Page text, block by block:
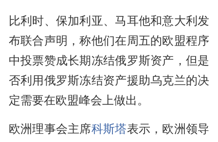
比利时、保加利亚、马耳他和意大利发
布联合声明，称他们在周五的欧盟程序
中投票赞成长期冻结俄罗斯资产，但是
否利用俄罗斯冻结资产援助乌克兰的决
定需要在欧盟峰会上做出。
欧洲理事会主席科斯塔表示，欧洲领导